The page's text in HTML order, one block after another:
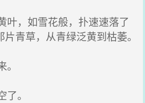
，如雪花般，扑速速落了
青草，从青绿泛黄到枯萎。
。